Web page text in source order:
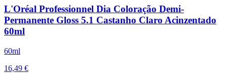
L'Oréal Professionnel Dia Coloração Demi-
Permanente Gloss 5.1 Castanho Claro Acinzentado
60ml
60ml
16,49 €